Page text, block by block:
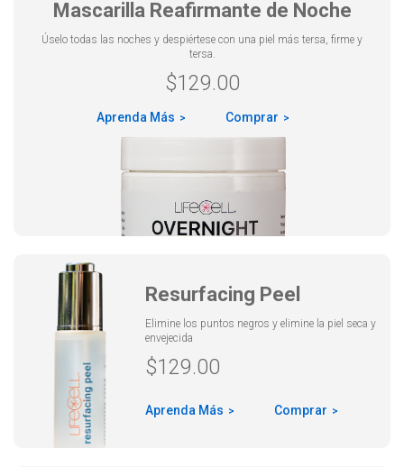
Mascarilla Reafirmante de Noche
Úselo todas las noches y despiértese con una piel más tersa, firme y
tersa.
$129.00
Aprenda Más Comprar
Resurfacing Peel
Elimine los puntos negros y elimine la piel seca y
envejecida
$129.00
Aprenda Más Comprar